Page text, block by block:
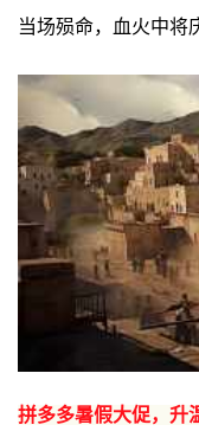
当场殒命，血火中将
拼多多暑假大促，升